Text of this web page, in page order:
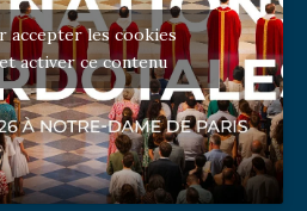
accepter les cookies
activer ce contenu